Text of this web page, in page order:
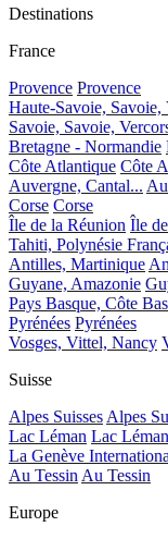
Destinations
France
Provence Provence
Haute-Savoie, Savoie,
Savoie, Savoie,
Bretagne - Normandie
Côte Atlantique Côte
Auvergne, Cantal...
Corse Corse
Île de la Réunion Île
Tahiti, Polynésie
Antilles, Martinique
Guyane, Amazonie
Pays Basque, Côte
Pyrénées Pyrénées
Vosges, Vittel, Nancy
Suisse
Alpes SuissesAlpes
Lac Léman Lac Léman
La Genève
Au TessinAu Tessin
Europe